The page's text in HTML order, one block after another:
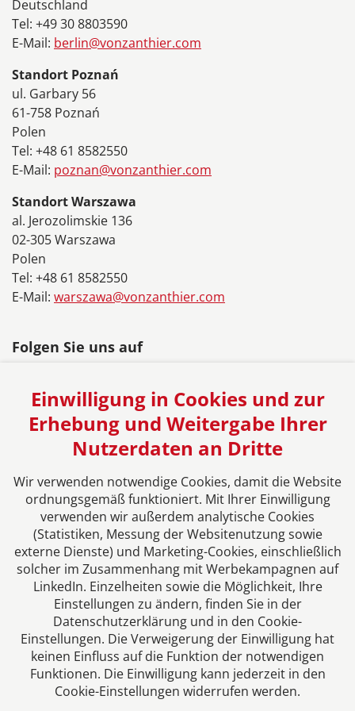
Deutschland
Tel: +49 30 8803590
E-Mail: berlin@vonzanthier.com
Standort Poznań
ul. Garbary 56
61-758 Poznań
Polen
Tel: +48 61 8582550
E-Mail: poznan@vonzanthier.com
Standort Warszawa
al. Jerozolimskie 136
02-305 Warszawa
Polen
Tel: +48 61 8582550
E-Mail: warszawa@vonzanthier.com
Folgen Sie uns auf
Das europäische Kanzlei-Netzwerk
Impressum
Datenschutzerklärung
Einwilligung in Cookies und zur
Erhebung und Weitergabe Ihrer
Nutzerdaten an Dritte
Wir verwenden notwendige Cookies, damit die Website
ordnungsgemäß funktioniert. Mit Ihrer Einwilligung
verwenden wir außerdem analytische Cookies
(Statistiken, Messung der Websitenutzung sowie
externe Dienste) und Marketing-Cookies, einschließlich
solcher im Zusammenhang mit Werbekampagnen auf
LinkedIn. Einzelheiten sowie die Möglichkeit, Ihre
Einstellungen zu ändern, finden Sie in der
Datenschutzerklärung und in den Cookie-
Einstellungen. Die Verweigerung der Einwilligung hat
keinen Einfluss auf die Funktion der notwendigen
Funktionen. Die Einwilligung kann jederzeit in den
Cookie-Einstellungen widerrufen werden.